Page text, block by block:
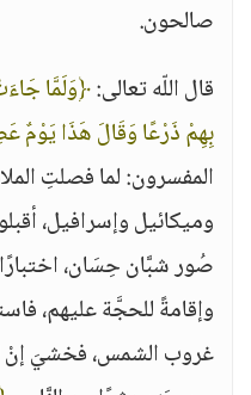
صالحون.
قال اللّه تعالى:﴿وَلَمَّا
بِهِمْ ذَرْعًا وَقَالَ هَذَا
المفسرون: لما فصلتِ
وميكائيل وإسرافيل،
صُور شبَّان حِسَان، اختبارًا
وإقامةً للحجَّة عليهم،
غروب الشمس، فخشيَ إنْ